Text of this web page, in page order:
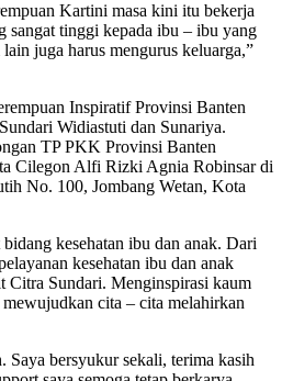
Kartini masa kini itu bekerja
sangat tinggi kepada ibu – ibu yang
juga harus mengurus keluarga,”
Inspiratif Provinsi Banten
Widiastuti dan Sunariya.
TP PKK Provinsi Banten
Cilegon Alfi Rizki Agnia Robinsar di
No. 100, Jombang Wetan, Kota
kesehatan ibu dan anak. Dari
kesehatan ibu dan anak
Citra Sundari. Menginspirasi kaum
cita – cita melahirkan
bersyukur sekali, terima kasih